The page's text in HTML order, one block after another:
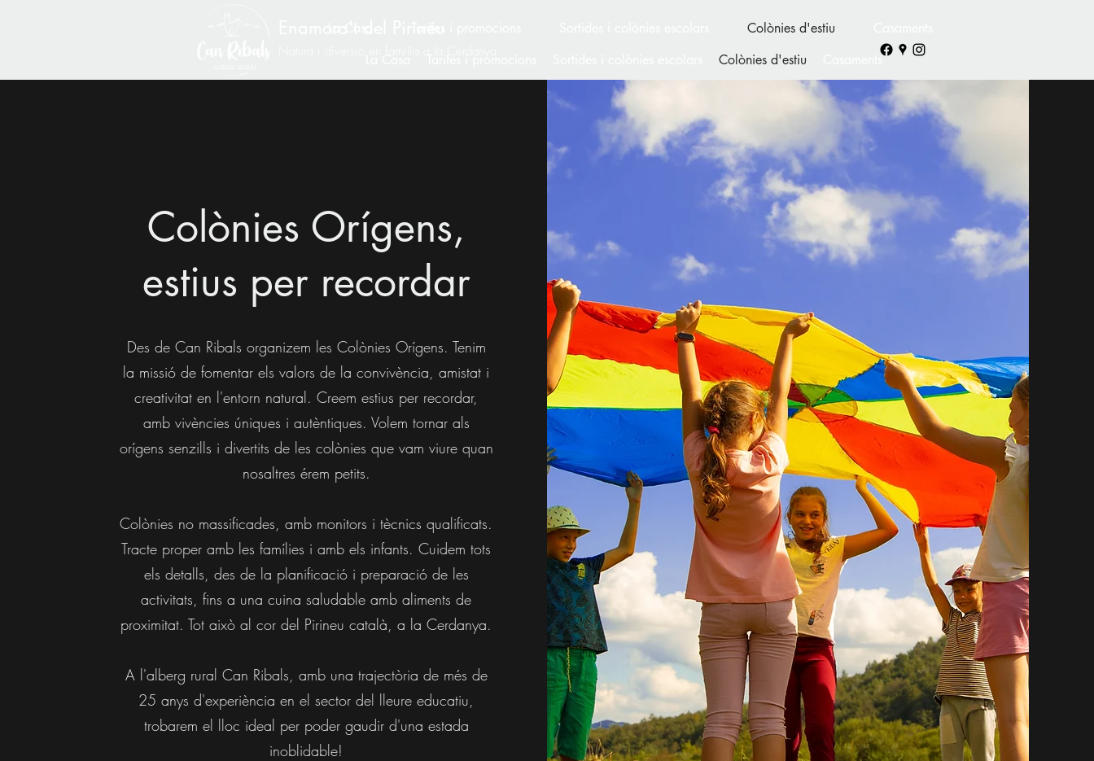
Colònies d'estiu
Colònies Orígens,
estius per recordar
Des de Can Ribals organizem les Colònies Orígens. Tenim
la missió de fomentar els valors de la convivència, amistat i
creativitat en l'entorn natural. Creem estius per recordar,
amb vivències úniques i autèntiques. Volem tornar als
orígens senzills i divertits de les colònies que vam viure quan
nosaltres érem petits.
​Colònies no massificades, amb monitors i tècnics qualificats.
Tracte proper amb les famílies i amb els infants. Cuidem tots
els detalls, des de la planificació i preparació de les
activitats, fins a una cuina saludable amb aliments de
proximitat. Tot això al cor del Pirineu català, a la Cerdanya.
A l'alberg rural Can Ribals, amb una trajectòria de més de
25 anys d'experiència en el sector del lleure educatiu,
trobarem el lloc ideal per poder gaudir d'una estada
inoblidable!
Colònies d'estiu Casaments